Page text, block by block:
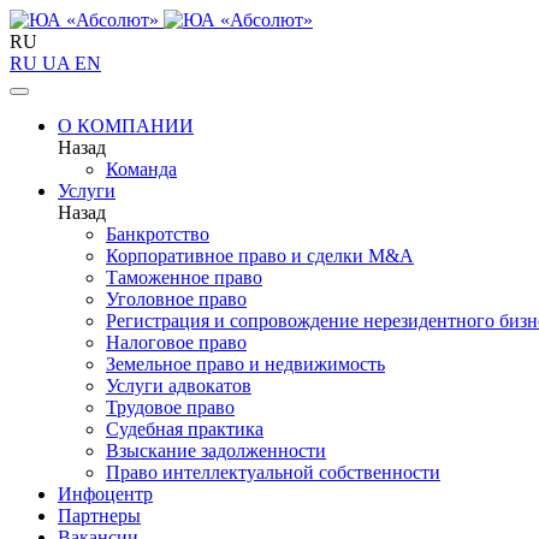
RU
RU UA EN
О КОМПАНИИ
Назад
Команда
Услуги
Назад
Банкротство
Корпоративное право и сделки M&A
Таможенное право
Уголовное право
Регистрация и сопровождение нерезидентного
Налоговое право
Земельное право и недвижимость
Услуги адвокатов
Трудовое право
Судебная практика
Взыскание задолженности
Право интеллектуальной собственности
Инфоцентр
Партнеры